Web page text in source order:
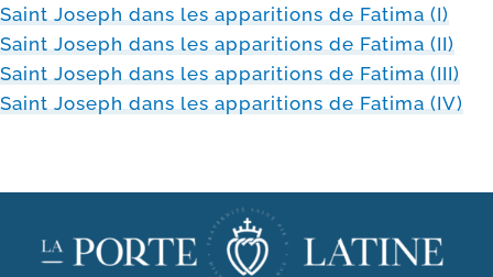
Saint Joseph dans les appa­ri­tions de Fatima (I)
Saint Joseph dans les appa­ri­tions de Fatima (II)
Saint Joseph dans les appa­ri­tions de Fatima (III)
Saint Joseph dans les appa­ri­tions de Fatima (IV)